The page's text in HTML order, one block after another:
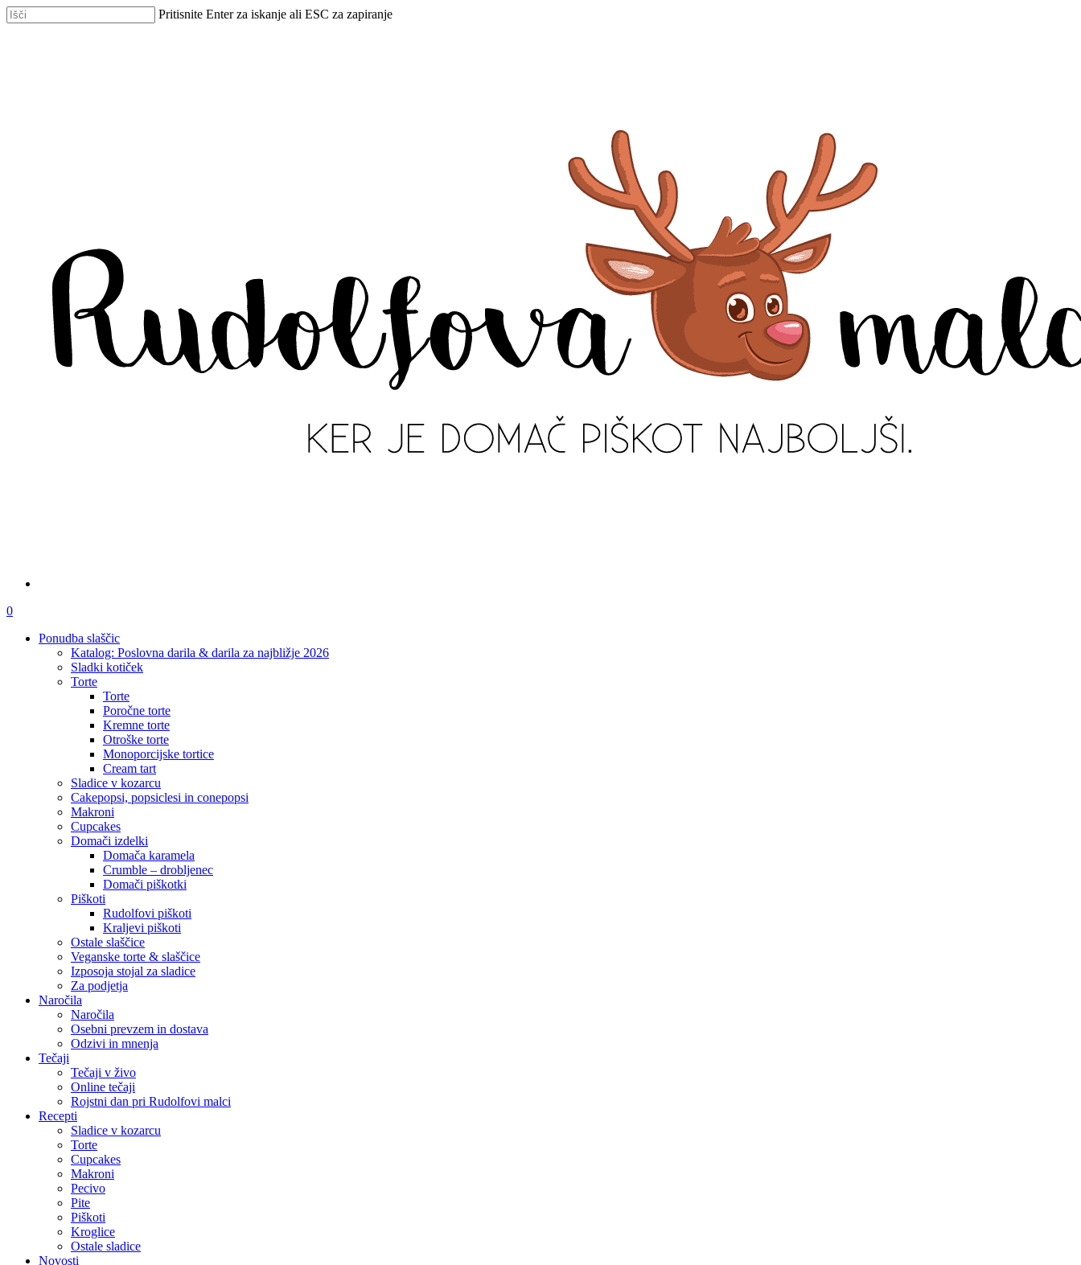
Skip
to
Pritisnite Enter za iskanje ali ESC za zapiranje
išči
account
0
Ponudba slaščic
Katalog: Poslovna darila & darila za najbližje 2026
Sladki kotiček
Torte
Torte
Poročne torte
Kremne torte
Otroške torte
Monoporcijske tortice
Cream tart
Sladice v kozarcu
Cakepopsi, popsiclesi in conepopsi
Makroni
Cupcakes
Domači izdelki
Domača karamela
Crumble – drobljenec
Domači piškotki
Piškoti
Rudolfovi piškoti
Kraljevi piškoti
Ostale slaščice
Veganske torte & slaščice
Izposoja stojal za sladice
Za podjetja
Naročila
Naročila
Osebni prevzem in dostava
Odzivi in mnenja
Tečaji
Tečaji v živo
Online tečaji
Rojstni dan pri Rudolfovi malci
Recepti
Sladice v kozarcu
Torte
Cupcakes
Makroni
Pecivo
Pite
Piškoti
Kroglice
Ostale sladice
Novosti